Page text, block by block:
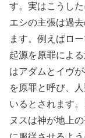
す。実はこうし
エシの主張は過
ます。例えばロ
起源を原罪によ
はアダムとイヴ
を原罪と呼び、
いるとされます
ヌスは神が地上